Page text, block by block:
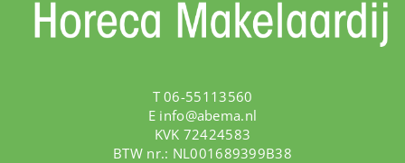
T 06-55113560
E info@abema.nl
KVK 72424583
BTW nr.: NL001689399B38